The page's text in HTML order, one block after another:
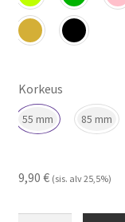
Korkeus
55 mm 85 mm
9,90 € (sis. alv 25,5%)